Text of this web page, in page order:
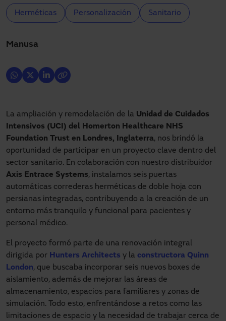
Herméticas Personalización Sanitario
Manusa
La ampliación y remodelación de la Unidad de Cuidados
Intensivos (UCI) del Homerton Healthcare NHS
Foundation Trust en Londres, Inglaterra, nos brindó la
oportunidad de participar en un proyecto clave dentro del
sector sanitario. En colaboración con nuestro distribuidor
Axis Entrace Systems, instalamos seis puertas
automáticas correderas herméticas de doble hoja con
persianas integradas, contribuyendo a la creación de un
entorno más tranquilo y funcional para pacientes y
personal médico.
El proyecto formó parte de una renovación integral
dirigida por Hunters Architects y la constructora Quinn
London, que buscaba incorporar seis nuevos boxes de
aislamiento, además de mejorar las áreas de
almacenamiento, espacios para familiares y zonas de
simulación. Todo esto, enfrentándose a retos como las
limitaciones de espacio y la necesidad de trabajar cerca de